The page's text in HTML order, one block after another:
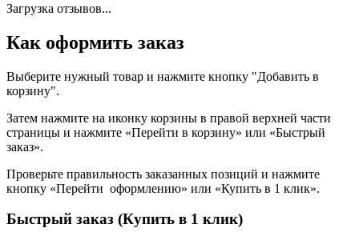
Загрузка отзывов...
Как оформить заказ
Выберите нужный товар и нажмите кнопку "Добавить в
корзину".
Затем нажмите на иконку корзины в правой верхней части
страницы и нажмите «Перейти в корзину» или «Быстрый
заказ».
Проверьте правильность заказанных позиций и нажмите
кнопку «Перейти оформлению» или «Купить в 1 клик».
Быстрый заказ (Купить в 1 клик)